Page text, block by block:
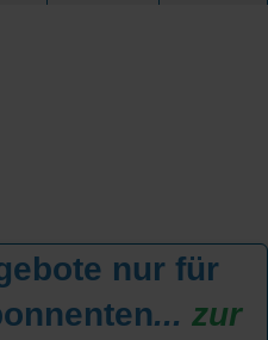
nur für
... zur